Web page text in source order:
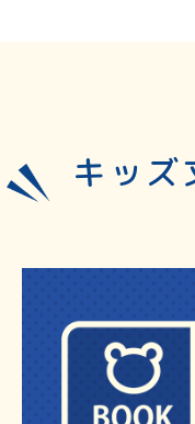
キッズ